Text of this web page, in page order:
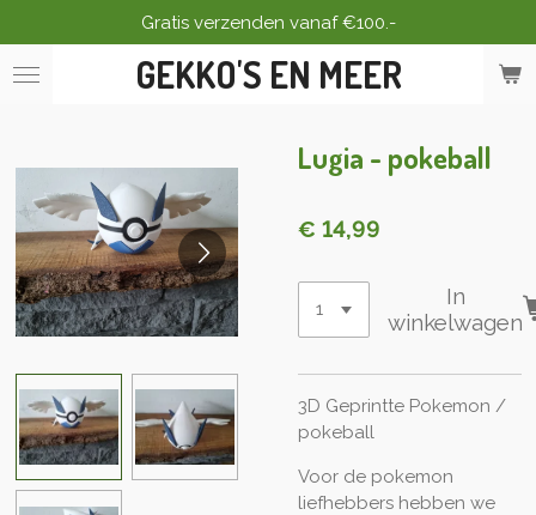
direct
naar
GEKKO'S EN MEER
Gratis verzenden vanaf €100.-
Lugia - pokeball
€ 14,99
In
winkelwagen
3D Geprintte Pokemon /
pokeball
Voor de pokemon
liefhebbers hebben we